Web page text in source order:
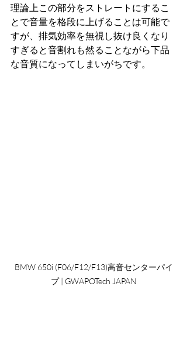
理論上この部分をストレートにするこ
とで音量を格段に上げることは可能で
すが、排気効率を無視し抜け良くなり
すぎると音割れも然ることながら下品
な音質になってしまいがちです。
BMW 650i (F06/F12/F13)高音センターパイ
プ | GWAPOTech JAPAN